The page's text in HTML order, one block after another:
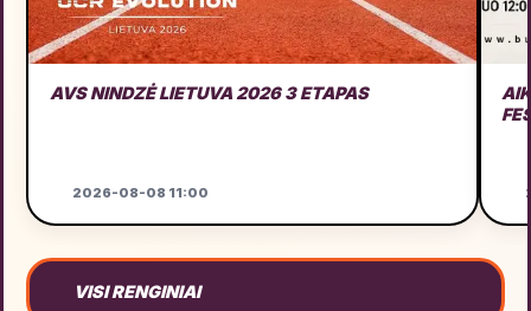
AVS NINDZĖ LIETUVA 2026 3 ETAPAS
2026-08-08 11:00
VISI RENGINIAI